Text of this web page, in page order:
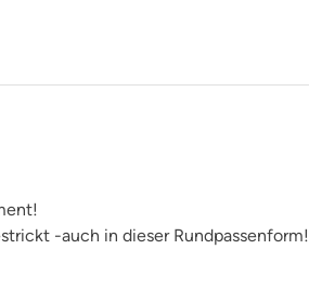
-auch in dieser Rundpassenform!